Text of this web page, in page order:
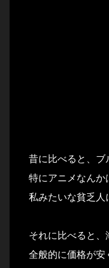
昔に比べると、ブ
特にアニメなんか
私みたいな貧乏人
それに比べると
全般的に価格が安